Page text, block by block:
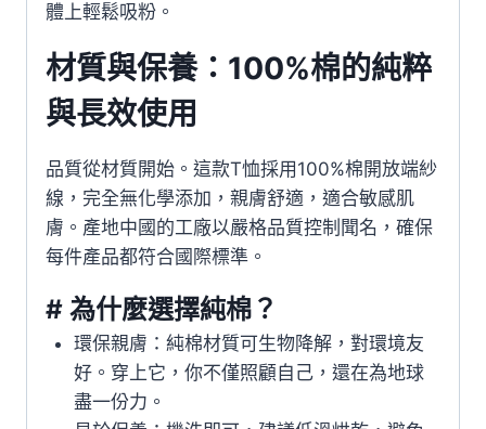
體上輕鬆吸粉。
材質與保養：100%棉的純粹
與長效使用
品質從材質開始。這款T恤採用100%棉開放端紗
線，完全無化學添加，親膚舒適，適合敏感肌
膚。產地中國的工廠以嚴格品質控制聞名，確保
每件產品都符合國際標準。
# 為什麼選擇純棉？
環保親膚：純棉材質可生物降解，對環境友
好。穿上它，你不僅照顧自己，還在為地球
盡一份力。